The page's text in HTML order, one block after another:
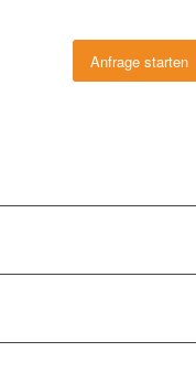
Anfrage starten